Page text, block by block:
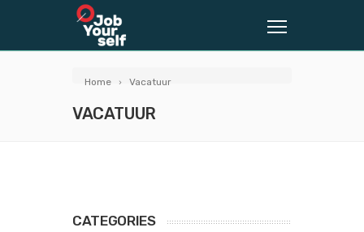
Home Vacatuur
VACATUUR
CATEGORIES